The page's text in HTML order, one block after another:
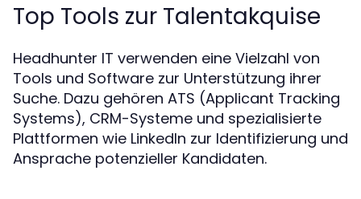
Top Tools zur Talentakquise
Headhunter IT verwenden eine Vielzahl von
Tools und Software zur Unterstützung ihrer
Suche. Dazu gehören ATS (Applicant Tracking
Systems), CRM-Systeme und spezialisierte
Plattformen wie LinkedIn zur Identifizierung und
Ansprache potenzieller Kandidaten.